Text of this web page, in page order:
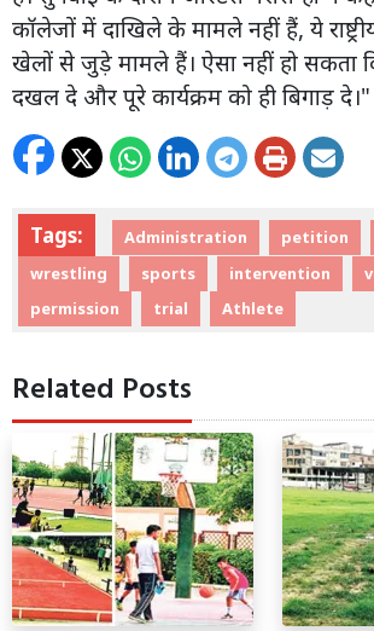
कॉलेजों में दाखिले के मामले नहीं हैं, ये
खेलों से जुड़े मामले हैं। ऐसा नहीं हो सकता
दखल दे और पूरे कार्यक्रम को ही बिगाड़ दे।"
Tags: Administration petition
wrestling
sports intervention
permission
trial Athlete
Related Posts